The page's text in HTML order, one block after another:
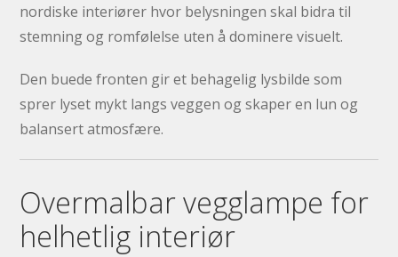
nordiske interiører hvor belysningen skal bidra til
stemning og romfølelse uten å dominere visuelt.
Den buede fronten gir et behagelig lysbilde som
sprer lyset mykt langs veggen og skaper en lun og
balansert atmosfære.
Overmalbar vegglampe for
helhetlig interiør